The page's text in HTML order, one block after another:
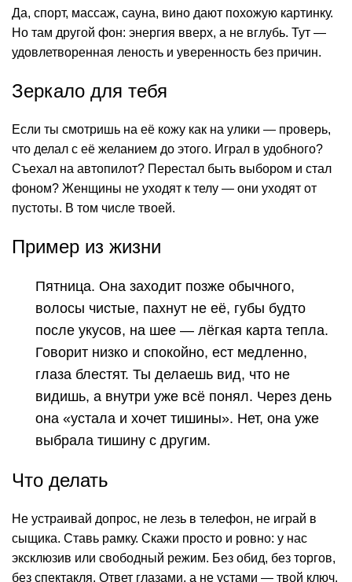
Да, спорт, массаж, сауна, вино дают похожую картинку.
Но там другой фон: энергия вверх, а не вглубь. Тут —
удовлетворенная леность и уверенность без причин.
Зеркало для тебя
Если ты смотришь на её кожу как на улики — проверь,
что делал с её желанием до этого. Играл в удобного?
Съехал на автопилот? Перестал быть выбором и стал
фоном? Женщины не уходят к телу — они уходят от
пустоты. В том числе твоей.
Пример из жизни
Пятница. Она заходит позже обычного,
волосы чистые, пахнут не её, губы будто
после укусов, на шее — лёгкая карта тепла.
Говорит низко и спокойно, ест медленно,
глаза блестят. Ты делаешь вид, что не
видишь, а внутри уже всё понял. Через день
она «устала и хочет тишины». Нет, она уже
выбрала тишину с другим.
Что делать
Не устраивай допрос, не лезь в телефон, не играй в
сыщика. Ставь рамку. Скажи просто и ровно: у нас
эксклюзив или свободный режим. Без обид, без торгов,
без спектакля. Ответ глазами, а не устами — твой ключ.